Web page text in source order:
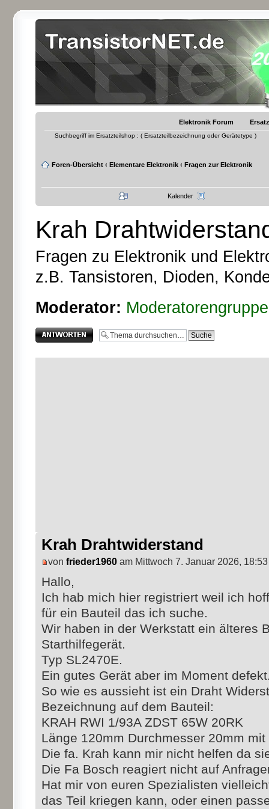
Elektronik Forum
Suchbegriff im Ersatzteilshop : ( Ersatzteilbezeichnung oder Gerätetype )
Foren-Übersicht ‹ Elementare Elektronik ‹ Fragen zur Elektronik
Kalender
Krah
Fragen zu Elektronik und
z.B. Tansistoren, Dioden,
Moderator: Moderatorengruppe
Antwort erstellen
Krah Drahtwiderstand
von frieder1960 am Mittwoch 7. Januar 2026, 18:53
Hallo,
Ich hab mich hier registriert weil ich
für ein Bauteil das ich suche.
Wir haben in der Werkstatt ein älteres
Starthilfegerät.
Typ SL2470E.
Ein gutes Gerät aber im Moment
So wie es aussieht ist ein Draht
Bezeichnung auf dem Bauteil:
KRAH RWI 1/93A ZDST 65W 20RK
Länge 120mm Durchmesser 20mm
Die fa. Krah kann mir nicht helfen da
Die Fa Bosch reagiert nicht auf
Hat mir von euren Spezialisten
das Teil kriegen kann, oder einen